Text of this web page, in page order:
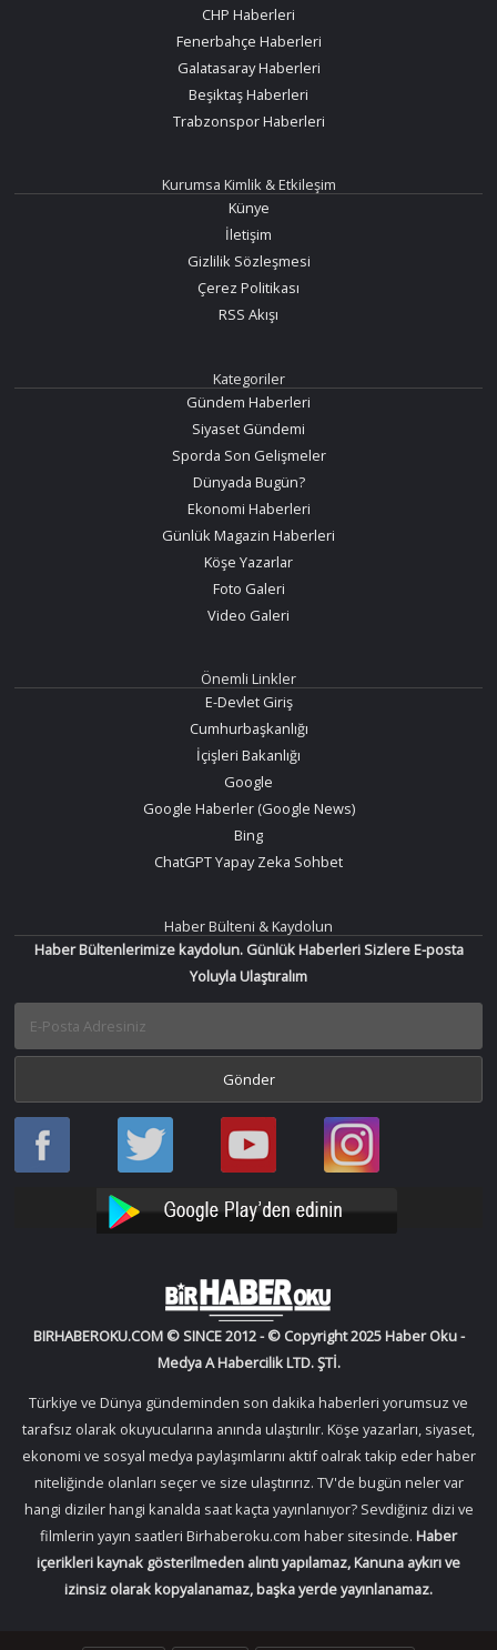
CHP Haberleri
Fenerbahçe Haberleri
Galatasaray Haberleri
Beşiktaş Haberleri
Trabzonspor Haberleri
Kurumsa Kimlik & Etkileşim
Künye
İletişim
Gizlilik Sözleşmesi
Çerez Politikası
RSS Akışı
Kategoriler
Gündem Haberleri
Siyaset Gündemi
Sporda Son Gelişmeler
Dünyada Bugün?
Ekonomi Haberleri
Günlük Magazin Haberleri
Köşe Yazarlar
Foto Galeri
Video Galeri
Önemli Linkler
E-Devlet Giriş
Cumhurbaşkanlığı
İçişleri Bakanlığı
Google
Google Haberler (Google News)
Bing
ChatGPT Yapay Zeka Sohbet
Haber Bülteni & Kaydolun
Haber Bültenlerimize kaydolun. Günlük Haberleri Sizlere E-posta
Yoluyla Ulaştıralım
Haber
Oku
Haber
Oku
Bir
Haber
YouTube
Bir
Haber
Instagram
BIRHABEROKU.COM © SINCE 2012 - © Copyright 2025 Haber Oku -
Medya A Habercilik LTD. ŞTİ.
Türkiye ve Dünya gündeminden son dakika haberleri yorumsuz ve
tarafsız olarak okuyucularına anında ulaştırılır. Köşe yazarları, siyaset,
ekonomi ve sosyal medya paylaşımlarını aktif oalrak takip eder haber
niteliğinde olanları seçer ve size ulaştırırız. TV'de bugün neler var
hangi diziler hangi kanalda saat kaçta yayınlanıyor? Sevdiğiniz dizi ve
filmlerin yayın saatleri Birhaberoku.com haber sitesinde. Haber
içerikleri kaynak gösterilmeden alıntı yapılamaz, Kanuna aykırı ve
izinsiz olarak kopyalanamaz, başka yerde yayınlanamaz.